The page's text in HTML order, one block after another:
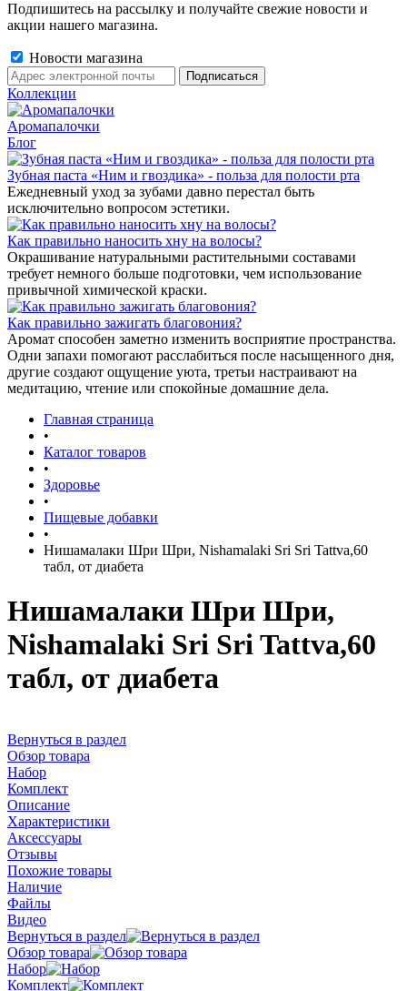
Подпишитесь на рассылку и получайте свежие новости и
акции нашего магазина.
Новости магазина
Коллекции
Аромапалочки
Блог
Зубная паста «Ним и гвоздика» - польза для полости рта
Ежедневный уход за зубами давно перестал быть
исключительно вопросом эстетики.
Как правильно наносить хну на волосы?
Окрашивание натуральными растительными составами
требует немного больше подготовки, чем использование
привычной химической краски.
Как правильно зажигать благовония?
Аромат способен заметно изменить восприятие пространства.
Одни запахи помогают расслабиться после насыщенного дня,
другие создают ощущение уюта, третьи настраивают на
медитацию, чтение или спокойные домашние дела.
Главная страница
•
Каталог товаров
•
Здоровье
•
Пищевые добавки
•
Нишамалаки Шри Шри, Nishamalaki Sri Sri Tattva,60
табл, от диабета
Нишамалаки Шри Шри,
Nishamalaki Sri Sri Tattva,60
табл, от диабета
Вернуться в раздел
Обзор товара
Набор
Комплект
Описание
Характеристики
Аксессуары
Отзывы
Похожие товары
Наличие
Файлы
Видео
Вернуться в раздел
Обзор товара
Набор
Комплект